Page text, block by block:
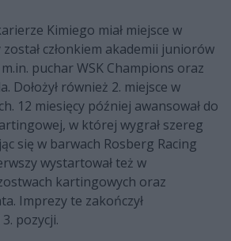
Kimiego miał miejsce w
członkiem akademii juniorów
puchar WSK Champions oraz
Dołożył również 2. miejsce w
12 miesięcy później awansował do
w której wygrał szereg
się w barwach Rosberg Racing
wystartował też w
kartingowych oraz
Imprezy te zakończył
pozycji.